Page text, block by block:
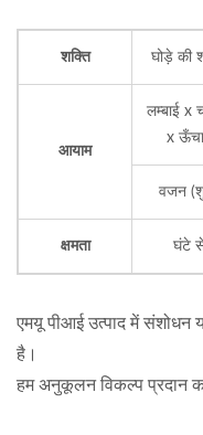
शक्ति घोड़े की
आयाम
लम्बाई x
x
वजन
क्षमता घंटे
एमयू पीआई उत्पाद में संशोधन
है।
हम अनुकूलन विकल्प प्रदान